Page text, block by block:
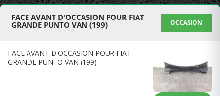
FACE AVANT D'OCCASION POUR FIAT
GRANDE PUNTO VAN (199)
OCCASION
FACE AVANT D'OCCASION POUR FIAT
GRANDE PUNTO VAN (199)